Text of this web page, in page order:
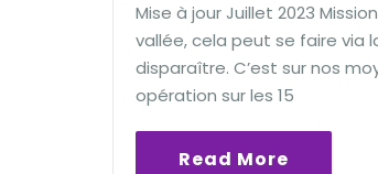
Mise à jour Juillet 2023
vallée, cela peut se faire via
disparaître. C’est sur nos
opération sur les 15
Read More